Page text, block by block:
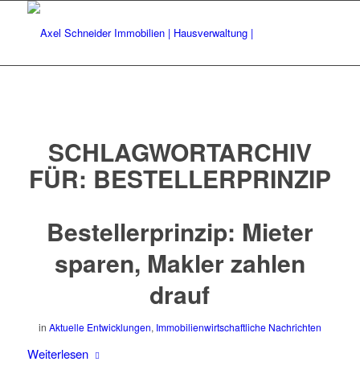
SCHLAGWORTARCHIV
FÜR: BESTELLERPRINZIP
Bestellerprinzip: Mieter
sparen, Makler zahlen
drauf
in Aktuelle Entwicklungen, Immobilienwirtschaftliche Nachrichten
Weiterlesen